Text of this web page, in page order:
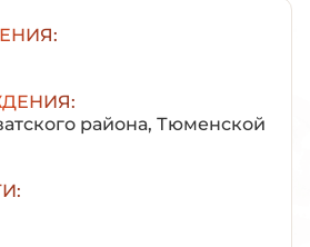
района, Тюменской